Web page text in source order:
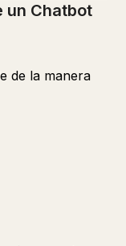
un Chatbot
de la manera